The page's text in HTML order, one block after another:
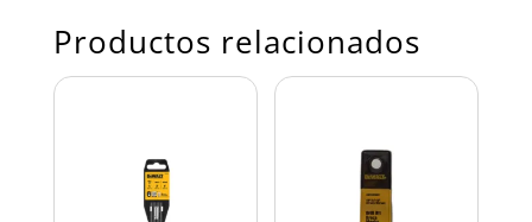
Productos relacionados